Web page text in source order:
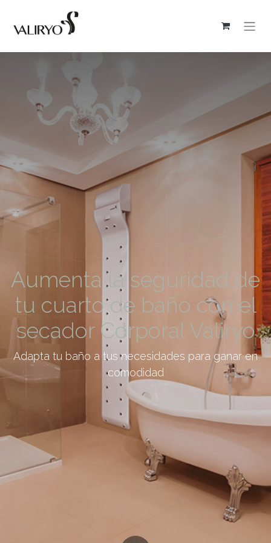
Aumenta la seguridad de
tu cuarto de baño con el
secador Corporal Valiryo
Adapta tu baño a tus necesidades para ganar en
comodidad